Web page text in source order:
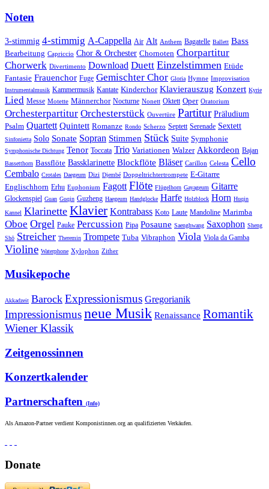
Noten
3-stimmig 4-stimmig A-Cappella Air Alt Anthem Bagatelle Ballett Bass
Bearbeitung Capriccio Chor & Orchester Chornoten Chorpartitur
Chorwerk Divertimento Download Duett Einzelstimmen Etüde
Fantasie Frauenchor Fuge Gemischter Chor Gloria Hymne Improvisation
Instrumentalmusik Kammermusik Kantate Kinderchor Klavierauszug Konzert Kyrie
Lied Messe Motette Männerchor Nocturne Nonett Oktett Oper Oratorium
Orchesterpartitur Orchesterstück Ouvertüre Partitur Präludium
Psalm Quartett Quintett Romanze Rondo Scherzo Septett Serenade Sextett
Sinfonietta Solo Sonate Sopran Stimmen Stück Suite Symphonie
Symphonische Dichtung Tenor Toccata Trio Variationen Walzer Akkordeon Bajan
Bassetthorn Bassflöte Bassklarinette Blockflöte Bläser Carillon Celesta Cello
Cembalo Crotales Daegeum Dizi Djembé Doppeltrichtertrompete E-Gitarre
Englischhorn Erhu Euphonium Fagott Flöte Flügelhorn Gayageum Gitarre
Glockenspiel Guan Guqin Guzheng Haegeum Handglocke Harfe Holzblock Horn Huqin
Kannel Klarinette Klavier Kontrabass Koto Laute Mandoline Marimba
Oboe Orgel Pauke Percussion Pipa Posaune Saenghwang Saxophon Sheng
Shō Streicher Theremin Trompete Tuba Vibraphon Viola Viola da Gamba
Violine Waterphone Xylophon Zither
Musikepoche
Akkadzeit Barock Expressionismus Gregorianik
Impressionismusneue Musik Renaissance Romantik
Wiener Klassik
Zeitgenossinnen
Konzertkalender
Partnerschaften (Info)
Als Amazon-Partner verdient Komponistinnen.org an qualifizierten Verkäufen.
Donate